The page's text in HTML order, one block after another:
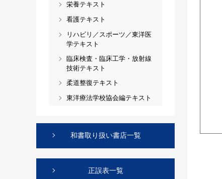
栄養テキスト
看護テキスト
リハビリ／スポーツ／東洋医
学テキスト
臨床検査・臨床工学・放射線
技術テキスト
柔道整復テキスト
東洋療法学校協会編テキスト
和書取り扱い書店一覧
正誤表一覧